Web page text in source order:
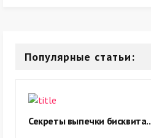
Популярные статьи:
Секреты выпечки бисквита..